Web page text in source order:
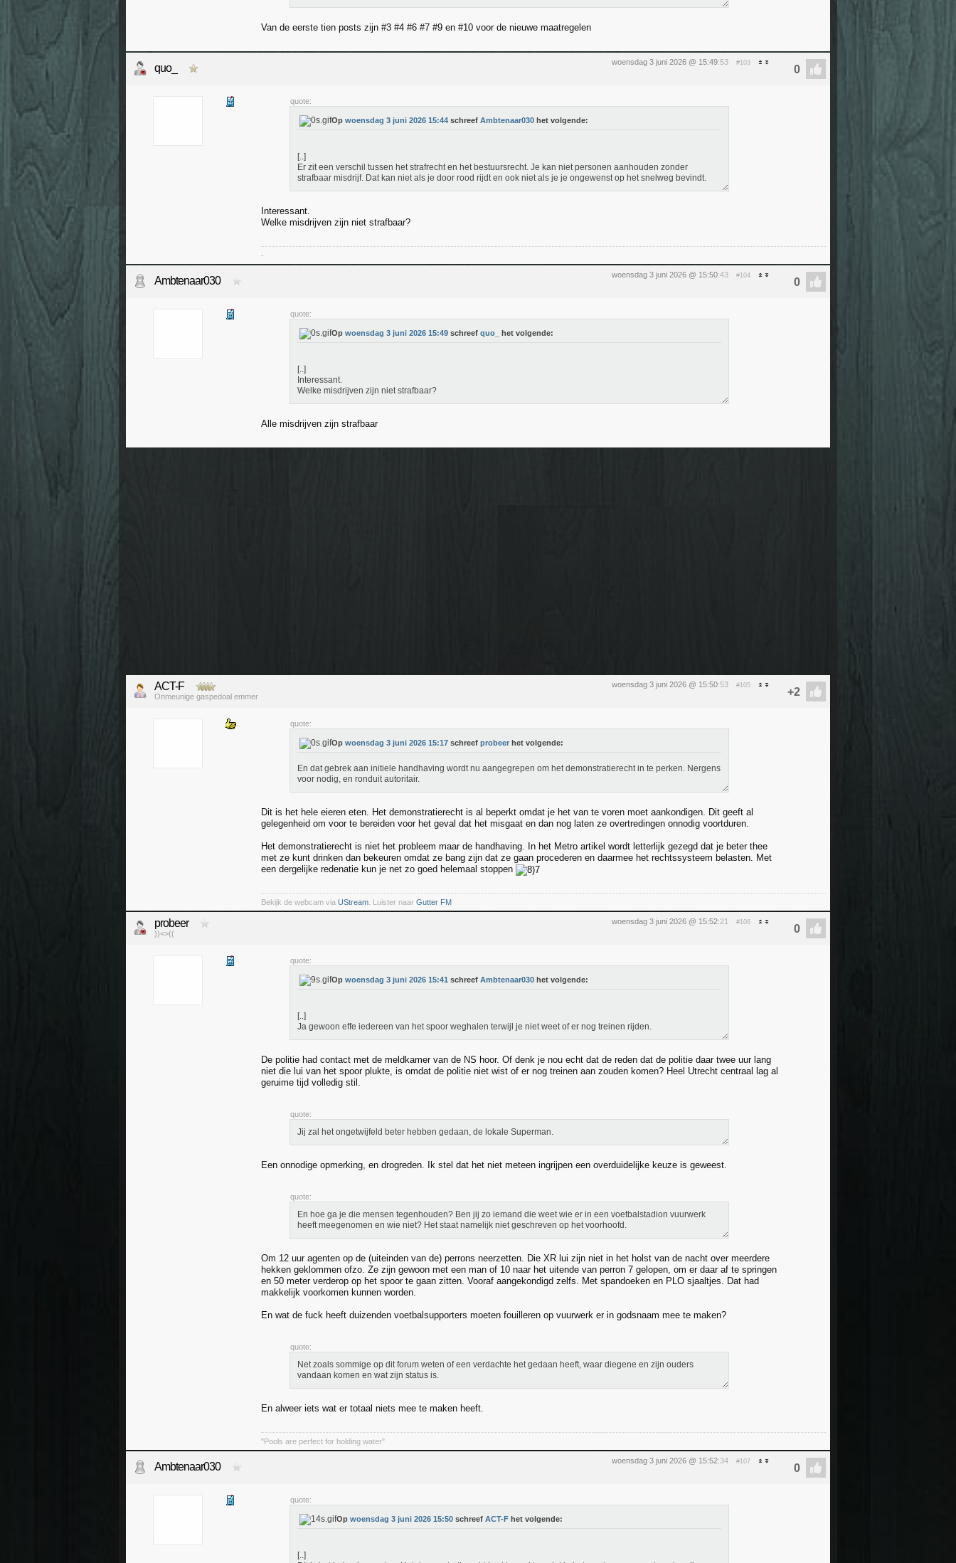
Van de eerste tien posts zijn #3 #4 #6 #7 #9 en #10 voor de nieuwe maatregelen
woensdag 3 juni 2026 @ 15:49:53 #103
quo_
quote:
Op woensdag 3 juni 2026 15:44 schreef Ambtenaar030 het volgende:
[..]
Er zit een verschil tussen het strafrecht en het bestuursrecht. Je kan niet personen aanhouden zonder
strafbaar misdrijf. Dat kan niet als je door rood rijdt en ook niet als je je ongewenst op het snelweg bevindt.
Interessant.
Welke misdrijven zijn niet strafbaar?
-
woensdag 3 juni 2026 @ 15:50:43 #104
Ambtenaar030
quote:
Op woensdag 3 juni 2026 15:49 schreef quo_ het volgende:
[..]
Interessant.
Welke misdrijven zijn niet strafbaar?
Alle misdrijven zijn strafbaar
woensdag 3 juni 2026 @ 15:50:53 #105
ACT-F
Onmeunige gaspedoal emmer
quote:
Op woensdag 3 juni 2026 15:17 schreef probeer het volgende:
En dat gebrek aan initiele handhaving wordt nu aangegrepen om het demonstratierecht in te perken. Nergens
voor nodig, en ronduit autoritair.
Dit is het hele eieren eten. Het demonstratierecht is al beperkt omdat je het van te voren moet aankondigen. Dit geeft al
gelegenheid om voor te bereiden voor het geval dat het misgaat en dan nog laten ze overtredingen onnodig voortduren.
Het demonstratierecht is niet het probleem maar de handhaving. In het Metro artikel wordt letterlijk gezegd dat je beter thee
met ze kunt drinken dan bekeuren omdat ze bang zijn dat ze gaan procederen en daarmee het rechtssysteem belasten. Met
een dergelijke redenatie kun je net zo goed helemaal stoppen
Bekijk de webcam via UStream . Luister naar Gutter FM
woensdag 3 juni 2026 @ 15:52:21 #106
probeer
))<>((
quote:
Op woensdag 3 juni 2026 15:41 schreef Ambtenaar030 het volgende:
[..]
Ja gewoon effe iedereen van het spoor weghalen terwijl je niet weet of er nog treinen rijden.
De politie had contact met de meldkamer van de NS hoor. Of denk je nou echt dat de reden dat de politie daar twee uur lang
niet die lui van het spoor plukte, is omdat de politie niet wist of er nog treinen aan zouden komen? Heel Utrecht centraal lag al
geruime tijd volledig stil.
quote:
Jij zal het ongetwijfeld beter hebben gedaan, de lokale Superman.
Een onnodige opmerking, en drogreden. Ik stel dat het niet meteen ingrijpen een overduidelijke keuze is geweest.
quote:
En hoe ga je die mensen tegenhouden? Ben jij zo iemand die weet wie er in een voetbalstadion vuurwerk
heeft meegenomen en wie niet? Het staat namelijk niet geschreven op het voorhoofd.
Om 12 uur agenten op de (uiteinden van de) perrons neerzetten. Die XR lui zijn niet in het holst van de nacht over meerdere
hekken geklommen ofzo. Ze zijn gewoon met een man of 10 naar het uitende van perron 7 gelopen, om er daar af te springen
en 50 meter verderop op het spoor te gaan zitten. Vooraf aangekondigd zelfs. Met spandoeken en PLO sjaaltjes. Dat had
makkelijk voorkomen kunnen worden.
En wat de fuck heeft duizenden voetbalsupporters moeten fouilleren op vuurwerk er in godsnaam mee te maken?
quote:
Net zoals sommige op dit forum weten of een verdachte het gedaan heeft, waar diegene en zijn ouders
vandaan komen en wat zijn status is.
En alweer iets wat er totaal niets mee te maken heeft.
"Pools are perfect for holding water"
woensdag 3 juni 2026 @ 15:52:34 #107
Ambtenaar030
quote:
Op woensdag 3 juni 2026 15:50 schreef ACT-F het volgende:
[..]